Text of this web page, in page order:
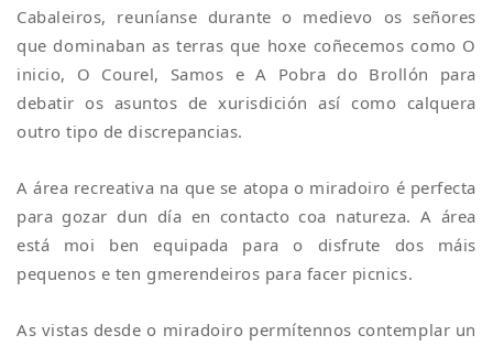
Cabaleiros, reuníanse durante o medievo os señores
que dominaban as terras que hoxe coñecemos como O
inicio, O Courel, Samos e A Pobra do Brollón para
debatir os asuntos de xurisdición así como calquera
outro tipo de discrepancias.
A área recreativa na que se atopa o miradoiro é perfecta
para gozar dun día en contacto coa natureza. A área
está moi ben equipada para o disfrute dos máis
pequenos e ten gmerendeiros para facer picnics.
As vistas desde o miradoiro permítennos contemplar un